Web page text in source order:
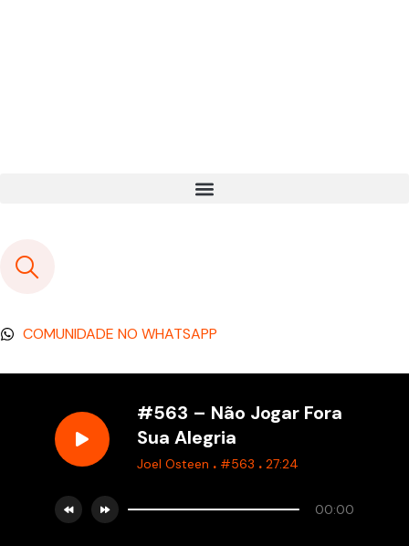
COMUNIDADE NO WHATSAPP
#563 – Não Jogar Fora
Sua Alegria
Joel Osteen . #563 . 27:24
00:00